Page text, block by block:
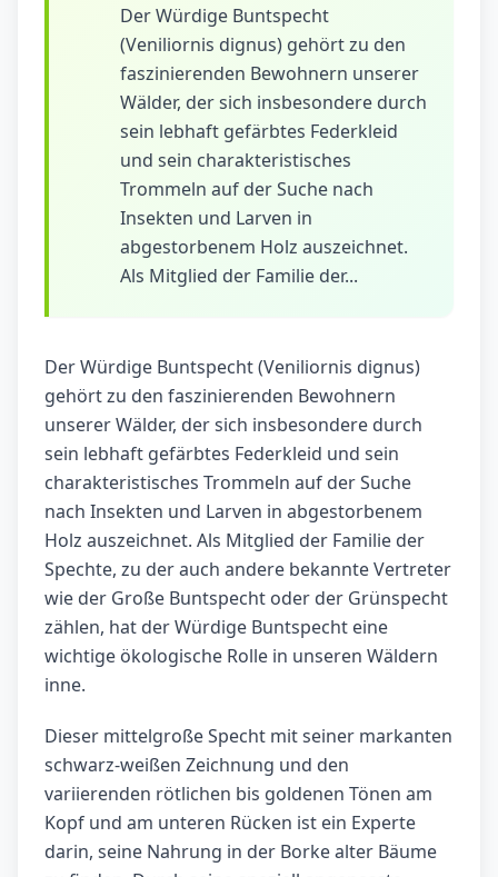
Der Würdige Buntspecht
(Veniliornis dignus) gehört zu den
faszinierenden Bewohnern unserer
Wälder, der sich insbesondere durch
sein lebhaft gefärbtes Federkleid
und sein charakteristisches
Trommeln auf der Suche nach
Insekten und Larven in
abgestorbenem Holz auszeichnet.
Als Mitglied der Familie der...
Der Würdige Buntspecht (Veniliornis dignus)
gehört zu den faszinierenden Bewohnern
unserer Wälder, der sich insbesondere durch
sein lebhaft gefärbtes Federkleid und sein
charakteristisches Trommeln auf der Suche
nach Insekten und Larven in abgestorbenem
Holz auszeichnet. Als Mitglied der Familie der
Spechte, zu der auch andere bekannte Vertreter
wie der Große Buntspecht oder der Grünspecht
zählen, hat der Würdige Buntspecht eine
wichtige ökologische Rolle in unseren Wäldern
inne.
Dieser mittelgroße Specht mit seiner markanten
schwarz-weißen Zeichnung und den
variierenden rötlichen bis goldenen Tönen am
Kopf und am unteren Rücken ist ein Experte
darin, seine Nahrung in der Borke alter Bäume